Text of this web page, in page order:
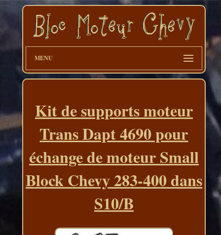
MENU
Kit de supports moteur
Trans Dapt 4690 pour
échange de moteur Small
Block Chevy 283-400 dans
S10/B